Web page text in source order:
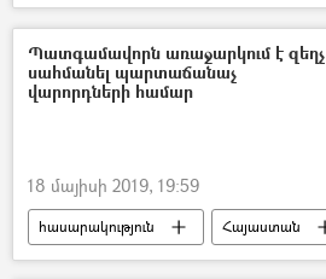
Պատգամավորն առաջարկում է զեղչ
սահմանել պարտաճանաչ
վարորդների համար
18 մայիսի 2019, 19:59
հասարակություն Հայաստան